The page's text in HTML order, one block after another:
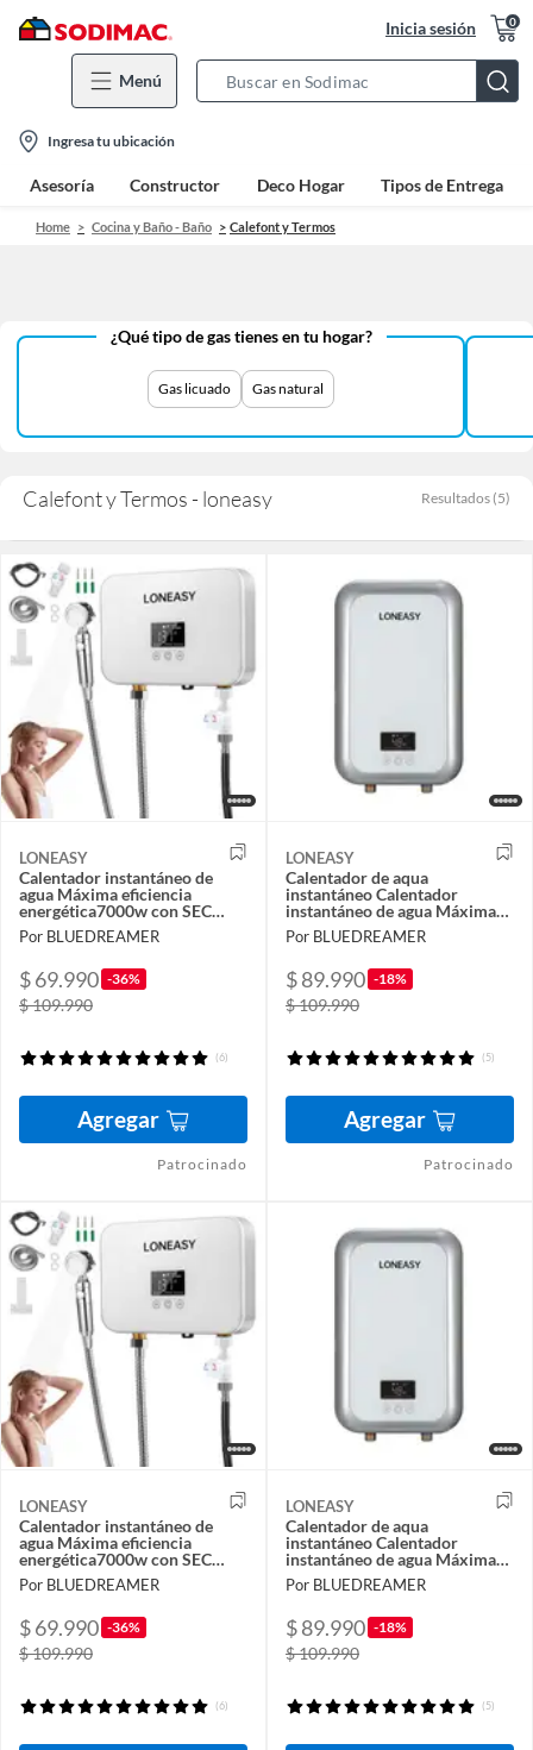
Inicia sesión 0
Menú
Bar
location-
icon
Ingresa tu ubicación
Asesoría Constructor Deco Hogar Tipos de Entrega
Home Cocina y Baño - Baño Calefont y Termos
¿Qué tipo de gas tienes en tu hogar?
Gas licuado Gas natural
Calefont y Termos - loneasy Resultados (5)
LONEASY
Calentador instantáneo de
agua Máxima eficiencia
energética7000w con SEC
Calentador Agua InstantÃneo
Por BLUEDREAMER
$ 69.990 -36%
$ 109.990
(6)
Agregar
Patrocinado
LONEASY
Calentador de aqua
instantáneo Calentador
instantáneo de agua Máxima
eficiencia energética con SEC
Por BLUEDREAMER
$ 89.990 -18%
$ 109.990
(5)
Agregar
Patrocinado
LONEASY
Calentador instantáneo de
agua Máxima eficiencia
energética7000w con SEC
Calentador Agua InstantÃneo
Por BLUEDREAMER
$ 69.990 -36%
$ 109.990
(6)
LONEASY
Calentador de aqua
instantáneo Calentador
instantáneo de agua Máxima
eficiencia energética con SEC
Por BLUEDREAMER
$ 89.990 -18%
$ 109.990
(5)